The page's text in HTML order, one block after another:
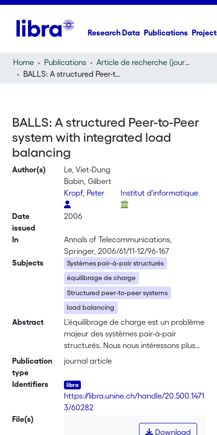
Research Data Publications
Home Publications
Article de recherche (journal article)
BALLS: A structured Peer-to-Peer system with integrated load balancing
BALLS: A structured Peer-to-Peer
system with integrated load
balancing
Author(s)
Le, Viet-Dung
Babin, Gilbert
Kropf, Peter
Institut d'informatique
Date
issued
2006
In
Annals of Telecommunications,
Springer, 2006/61/11-12/96-167
Subjects
Systèmes pair-à-pair structurés
équilibrage de charge
Structured peer-to-peer systems
load balancing
Abstract
L'équilibrage de charge est un problème
majeur des systèmes pair-à-pair
structurés. Nous nous intéressons plus
particulièrement à l'utilisation de la
messages et à l'utilisation des
ressources informatiques pour le
stockage d'objets. Dans cet article, nous
structuré permettant l'équilibrage
Publication
type
journal article
Identifiers
https://libra.unine.ch/handle/20.500.1471
3/60282
File(s)
Download